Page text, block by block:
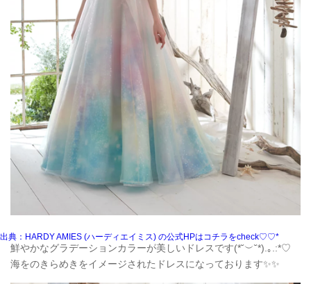
出典：HARDY AMIES (ハーディエイミス) の公式HPはコチラをcheck♡♡*
鮮やかなグラデーションカラーが美しいドレスです(*˘︶˘*).｡.:*♡
海をのきらめきをイメージされたドレスになっております✨✨